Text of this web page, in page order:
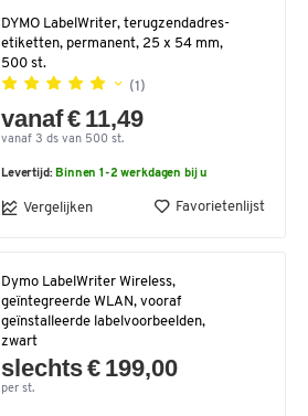
DYMO LabelWriter, terugzendadres-
etiketten, permanent, 25 x 54 mm,
500 st.
(1)
vanaf € 11,49
vanaf 3 ds van 500 st.
Levertijd: Binnen 1-2 werkdagen bij u
Vergelijken Favorietenlijst
Dymo LabelWriter Wireless,
geïntegreerde WLAN, vooraf
geïnstalleerde labelvoorbeelden,
zwart
slechts € 199,00
per st.